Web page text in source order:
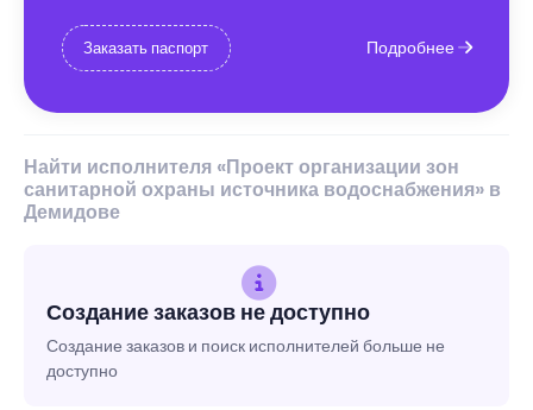
Заказать паспорт Подробнее
Найти исполнителя «Проект организации зон
санитарной охраны источника водоснабжения» в
Демидове
Создание заказов не доступно
Создание заказов и поиск исполнителей больше не
доступно